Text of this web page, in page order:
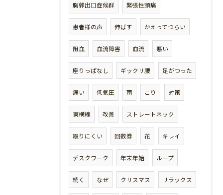
胸郭出口症候群 緊張性頭痛
患者様の声 伸ばす かえってつらい
阻血 血流障害 血流 悪い
座りっぱなし ギックリ腰 足がつった
痛い 低気圧 雨 こり 対策
東横線 改善 ストレートネック
取りにくい 回数券 花 キレイ
デスクワーク 年末年始 ループ
続く なぜ クリスマス リラックス